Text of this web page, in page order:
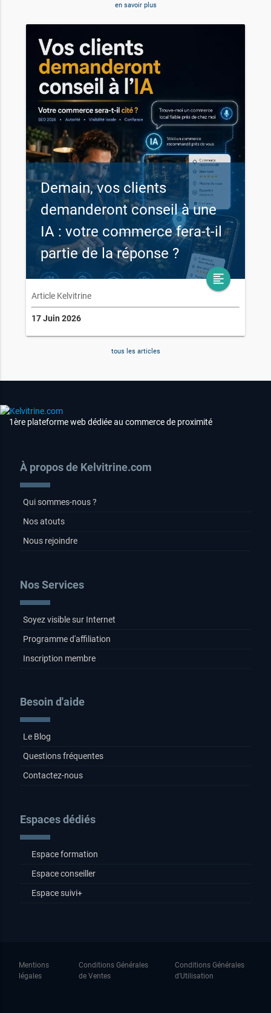
en savoir plus
Demain, vos clients
demanderont conseil à une
IA : votre commerce fera-t-il
partie de la réponse ?
format_align_left
Article Kelvitrine
17 Juin 2026
tous les articles
1ère plateforme web dédiée au commerce de proximité
À propos de Kelvitrine.com
Qui sommes-nous ?
Nos atouts
Nous rejoindre
Nos Services
Soyez visible sur Internet
Programme d'affiliation
Inscription membre
Besoin d'aide
Le Blog
Questions fréquentes
Contactez-nous
Espaces dédiés
Espace formation
Espace conseiller
Espace suivi+
Mentions
légales
Conditions Générales
de Ventes
Conditions Générales
d'Utilisation